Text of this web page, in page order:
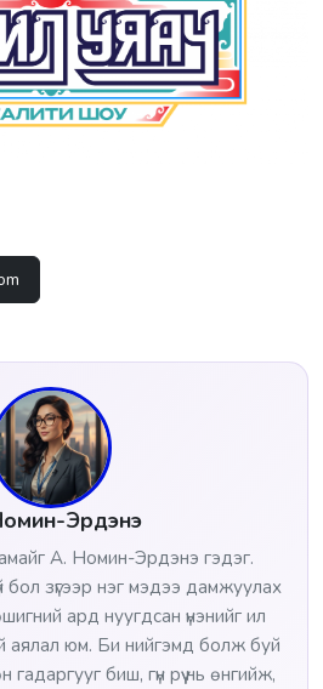
Эрдэнэ
А. Номин-Эрдэнэ гэдэг.
бол зүгээр нэг мэдээ дамжуулах
ард нуугдсан үнэнийг ил
аялал юм. Би нийгэмд болж буй
биш, гүн рүү нь өнгийж,